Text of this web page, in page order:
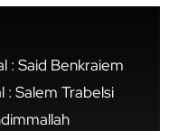
: Said Benkraiem
Salem Trabelsi